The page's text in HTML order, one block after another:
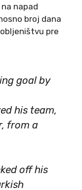
na napad
broj dana
pre
goal by
his team,
from a
off his